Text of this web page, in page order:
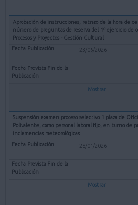
Aprobación de instrucciones, retraso de la hora de
número de preguntas de reserva del 1º ejercicio de
Procesos y Proyectos - Gestión Cultural
23/06/2026
Mostrar
Suspensión examen proceso selectivo 1 plaza de
Polivalente, como personal laboral fijo, en turno de
inclemencias meteorológicas
28/01/2026
Mostrar